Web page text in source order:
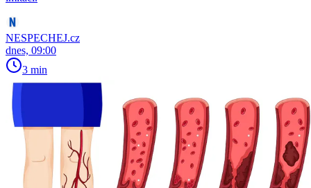
NESPECHEJ.cz
dnes, 09:00
3 min